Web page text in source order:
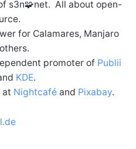
s3n🧩net. All about open-
for Calamares, Manjaro
promoter of Publii
KDE.
at Nightcaféand Pixabay.